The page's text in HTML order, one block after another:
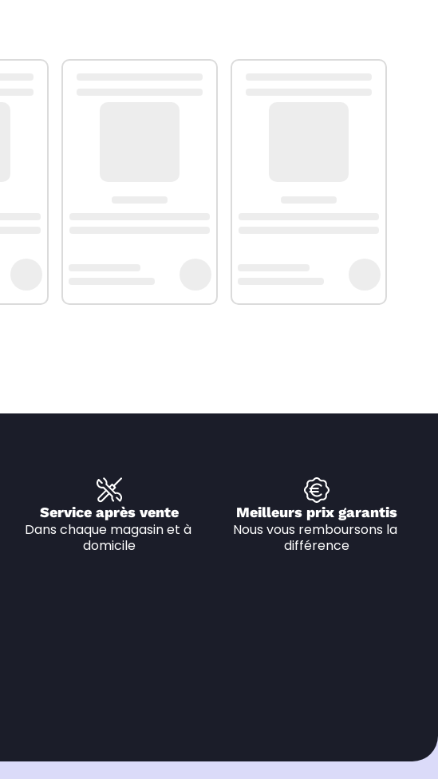
Service après vente
Dans chaque magasin et à
domicile
Meilleurs prix garantis
Nous vous remboursons la
différence